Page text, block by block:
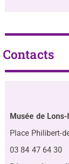
Contacts
Musée de
Place Philibert-
03 84 47 64 30